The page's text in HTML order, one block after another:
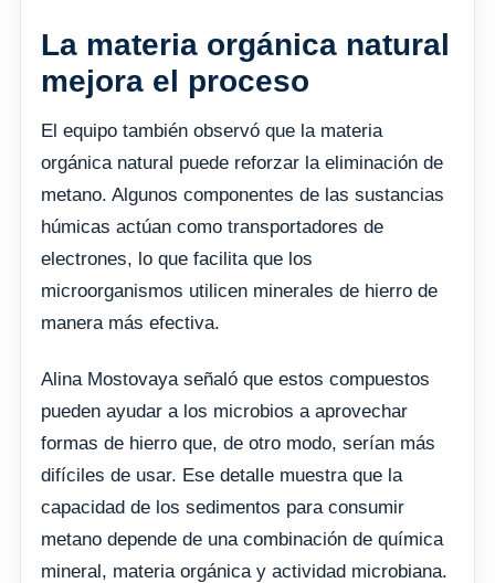
La materia orgánica natural
mejora el proceso
El equipo también observó que la materia
orgánica natural puede reforzar la eliminación de
metano. Algunos componentes de las sustancias
húmicas actúan como transportadores de
electrones, lo que facilita que los
microorganismos utilicen minerales de hierro de
manera más efectiva.
Alina Mostovaya señaló que estos compuestos
pueden ayudar a los microbios a aprovechar
formas de hierro que, de otro modo, serían más
difíciles de usar. Ese detalle muestra que la
capacidad de los sedimentos para consumir
metano depende de una combinación de química
mineral, materia orgánica y actividad microbiana.